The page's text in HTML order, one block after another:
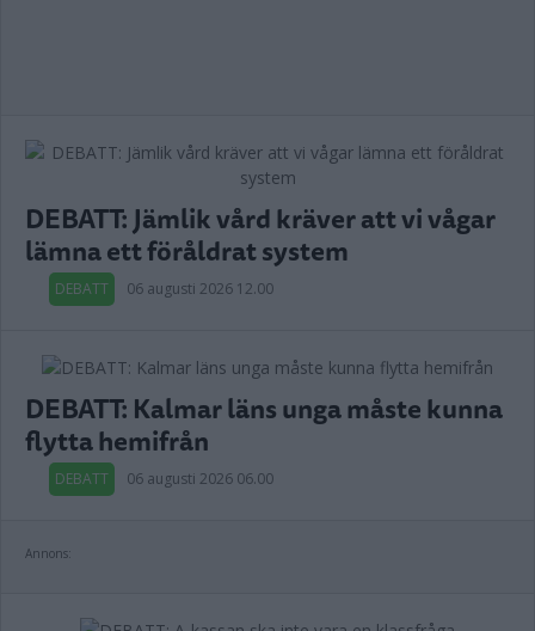
DEBATT: Jämlik vård kräver att vi vågar
lämna ett föråldrat system
DEBATT 06 augusti 2026 12.00
DEBATT: Kalmar läns unga måste kunna
flytta hemifrån
DEBATT 06 augusti 2026 06.00
Annons: